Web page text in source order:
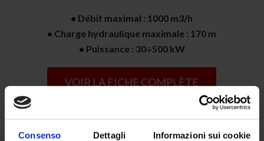
Consenso Dettagli Informazioni sui cookie
• Débit maximal : 1000 m3/h
• Charge hydraulique maximale : 170 m
• Puissance : 30÷500 kW
VOIR LA FICHE COMPLÈTE